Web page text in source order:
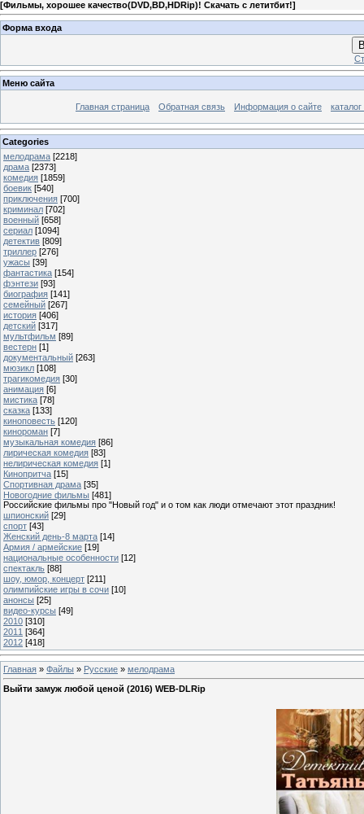
[Фильмы, хорошее качество(DVD,BD,HDRip)! Скачать с летитбит!]
Форма входа
Меню сайта
Главная страница Обратная связь Информация о сайте
Categories
мелодрама [2218]
драма [2373]
комедия [1859]
боевик [540]
приключения [700]
криминал [702]
военный [658]
сериал [1094]
детектив [809]
триллер [276]
ужасы [39]
фантастика [154]
фэнтези [93]
биография [141]
семейный [267]
история [406]
детский [317]
мультфильм [89]
вестерн [1]
документальный [263]
мюзикл [108]
трагикомедия [30]
анимация [6]
мистика [78]
сказка [133]
киноповесть [120]
кинороман [7]
музыкальная комедия [86]
лирическая комедия [83]
нелирическая комедия [1]
Кинопритча [15]
Спортивная драма [35]
Новогодние фильмы [481]
Российские фильмы про "Новый год" и о том как люди отмечают этот праздник!
шпионский [29]
спорт [43]
Женский день-8 марта [14]
Армия / армейские [19]
национальные особенности [12]
спектакль [88]
шоу, юмор, концерт [211]
олимпийские игры в сочи [10]
анонсы [25]
видео-курсы [49]
2010 [310]
2011 [364]
2012 [418]
Главная » Файлы » Русские » мелодрама
Выйти замуж любой ценой (2016) WEB-DLRip